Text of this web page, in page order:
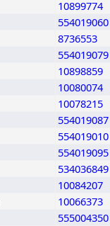
10899774
554019060
8736553
554019079
10898859
10080074
10078215
554019087
554019010
554019095
534036849
10084207
10066373
555004350